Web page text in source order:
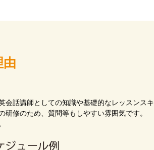
由
話講師としての知識や基礎的なレッスンス
修のため、質問等もしやすい雰囲気です。